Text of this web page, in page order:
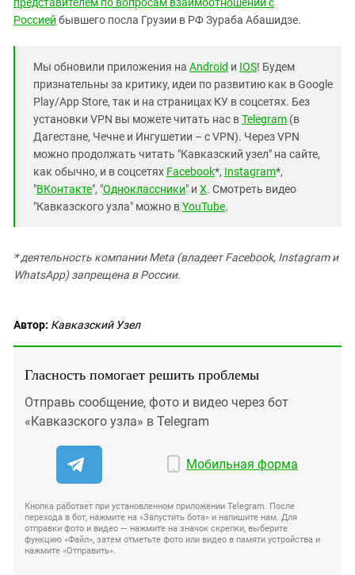
Россией бывшего посла Грузии в РФ Зураба Абашидзе.
Мы обновили приложения на Android и IOS! Будем
признательны за критику, идеи по развитию как в Google
Play/App Store, так и на страницах КУ в соцсетях. Без
установки VPN вы можете читать нас вTelegram (в
Дагестане, Чечне и Ингушетии – с VPN). Через VPN
можно продолжать читать "Кавказский узел" на сайте,
как обычно, и в соцсетях Facebook*, Instagram*,
"ВКонтакте", "Одноклассники" и X. Смотреть видео
"Кавказского узла" можно вYouTube.
* деятельность компании Meta (владеет Facebook, Instagram и
WhatsApp) запрещена в России.
Автор: Кавказский Узел
Гласность помогает решить проблемы
Отправь сообщение, фото и видео через бот
«Кавказского узла» в Telegram
Мобильная форма
Кнопка работает при установленном приложении Telegram. После
перехода в бот, нажмите на «Запустить бота» и напишите нам. Для
отправки фото и видео — нажмите на значок скрепки, выберите
функцию «Файл», затем отметьте фото или видео в памяти устройства и
нажмите «Отправить».